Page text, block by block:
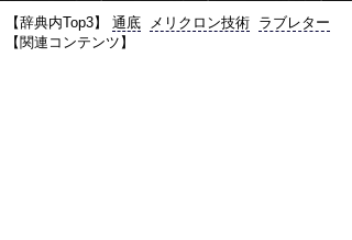
【辞典内Top3】 通底 メリクロン技術 ラブレター
【関連コンテンツ】